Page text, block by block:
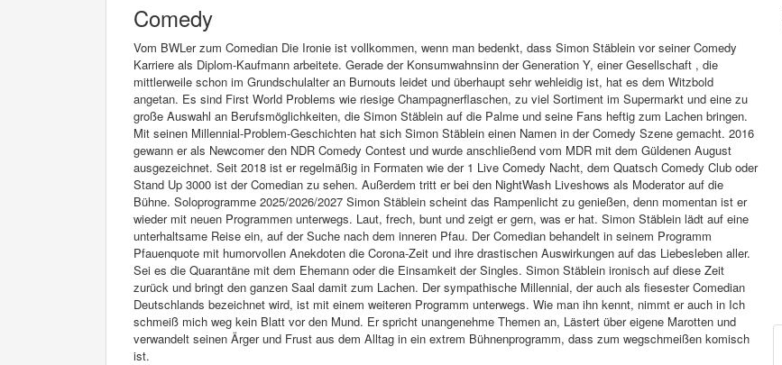
Comedy
Vom BWLer zum Comedian Die Ironie ist vollkommen, wenn man bedenkt, dass Simon Stäblein vor seiner Comedy
Karriere als Diplom-Kaufmann arbeitete. Gerade der Konsumwahnsinn der Generation Y, einer Gesellschaft , die
mittlerweile schon im Grundschulalter an Burnouts leidet und überhaupt sehr wehleidig ist, hat es dem Witzbold
angetan. Es sind First World Problems wie riesige Champagnerflaschen, zu viel Sortiment im Supermarkt und eine zu
große Auswahl an Berufsmöglichkeiten, die Simon Stäblein auf die Palme und seine Fans heftig zum Lachen bringen.
Mit seinen Millennial-Problem-Geschichten hat sich Simon Stäblein einen Namen in der Comedy Szene gemacht. 2016
gewann er als Newcomer den NDR Comedy Contest und wurde anschließend vom MDR mit dem Güldenen August
ausgezeichnet. Seit 2018 ist er regelmäßig in Formaten wie der 1 Live Comedy Nacht, dem Quatsch Comedy Club oder
Stand Up 3000 ist der Comedian zu sehen. Außerdem tritt er bei den NightWash Liveshows als Moderator auf die
Bühne. Soloprogramme 2025/2026/2027 Simon Stäblein scheint das Rampenlicht zu genießen, denn momentan ist er
wieder mit neuen Programmen unterwegs. Laut, frech, bunt und zeigt er gern, was er hat. Simon Stäblein lädt auf eine
unterhaltsame Reise ein, auf der Suche nach dem inneren Pfau. Der Comedian behandelt in seinem Programm
Pfauenquote mit humorvollen Anekdoten die Corona-Zeit und ihre drastischen Auswirkungen auf das Liebesleben aller.
Sei es die Quarantäne mit dem Ehemann oder die Einsamkeit der Singles. Simon Stäblein ironisch auf diese Zeit
zurück und bringt den ganzen Saal damit zum Lachen. Der sympathische Millennial, der auch als fiesester Comedian
Deutschlands bezeichnet wird, ist mit einem weiteren Programm unterwegs. Wie man ihn kennt, nimmt er auch in Ich
schmeiß mich weg kein Blatt vor den Mund. Er spricht unangenehme Themen an, Lästert über eigene Marotten und
verwandelt seinen Ärger und Frust aus dem Alltag in ein extrem Bühnenprogramm, dass zum wegschmeißen komisch
ist.